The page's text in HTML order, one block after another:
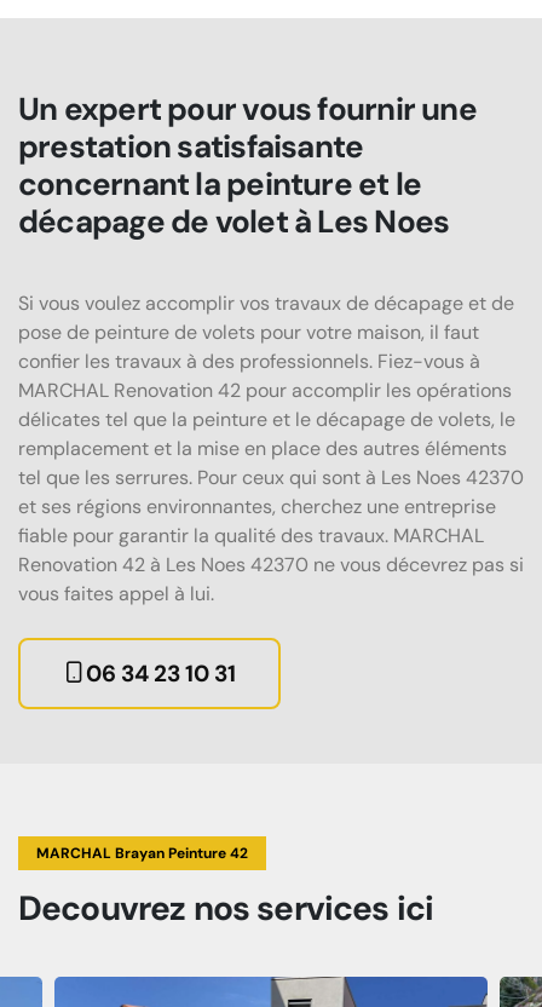
Un expert pour vous fournir une
prestation satisfaisante
concernant la peinture et le
décapage de volet à Les Noes
Si vous voulez accomplir vos travaux de décapage et de
pose de peinture de volets pour votre maison, il faut
confier les travaux à des professionnels. Fiez-vous à
MARCHAL Renovation 42 pour accomplir les opérations
délicates tel que la peinture et le décapage de volets, le
remplacement et la mise en place des autres éléments
tel que les serrures. Pour ceux qui sont à Les Noes 42370
et ses régions environnantes, cherchez une entreprise
fiable pour garantir la qualité des travaux. MARCHAL
Renovation 42 à Les Noes 42370 ne vous décevrez pas si
vous faites appel à lui.
06 34 23 10 31
MARCHAL Brayan Peinture 42
Decouvrez nos services ici